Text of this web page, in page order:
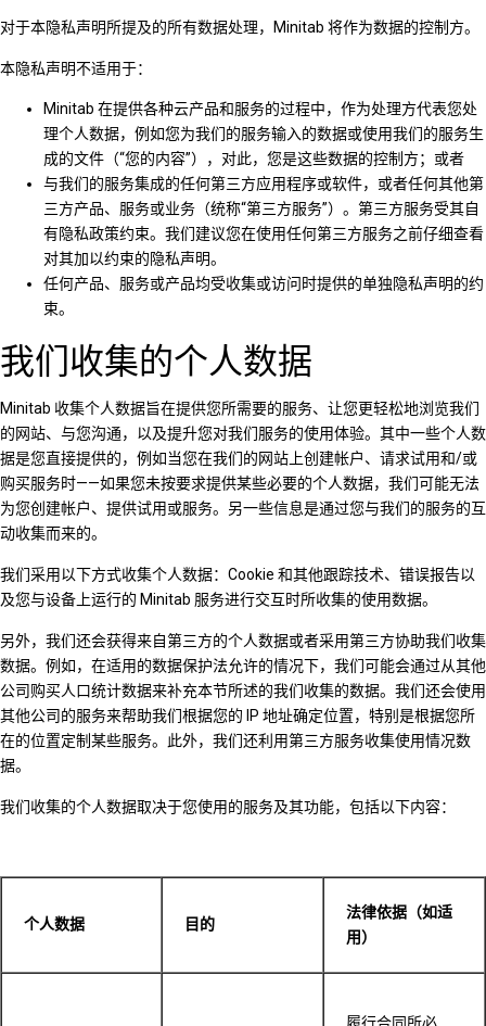
对于本隐私声明所提及的所有数据处理，Minitab 将作为数据的控制方。
本隐私声明不适用于：
Minitab 在提供各种云产品和服务的过程中，作为处理方代表您处
理个人数据，例如您为我们的服务输入的数据或使用我们的服务生
成的文件（“您的内容”），对此，您是这些数据的控制方；或者
与我们的服务集成的任何第三方应用程序或软件，或者任何其他第
三方产品、服务或业务（统称“第三方服务”）。第三方服务受其自
有隐私政策约束。我们建议您在使用任何第三方服务之前仔细查看
对其加以约束的隐私声明。
任何产品、服务或产品均受收集或访问时提供的单独隐私声明的约
束。
我们收集的个人数据
Minitab 收集个人数据旨在提供您所需要的服务、让您更轻松地浏览我们
的网站、与您沟通，以及提升您对我们服务的使用体验。其中一些个人数
据是您直接提供的，例如当您在我们的网站上创建帐户、请求试用和/或
购买服务时——如果您未按要求提供某些必要的个人数据，我们可能无法
为您创建帐户、提供试用或服务。另一些信息是通过您与我们的服务的互
动收集而来的。
我们采用以下方式收集个人数据：Cookie 和其他跟踪技术、错误报告以
及您与设备上运行的 Minitab 服务进行交互时所收集的使用数据。
另外，我们还会获得来自第三方的个人数据或者采用第三方协助我们收集
数据。例如，在适用的数据保护法允许的情况下，我们可能会通过从其他
公司购买人口统计数据来补充本节所述的我们收集的数据。我们还会使用
其他公司的服务来帮助我们根据您的 IP 地址确定位置，特别是根据您所
在的位置定制某些服务。此外，我们还利用第三方服务收集使用情况数
据。
我们收集的个人数据取决于您使用的服务及其功能，包括以下内容：
个人数据 目的
法律依据（如适
用）
履行合同所必